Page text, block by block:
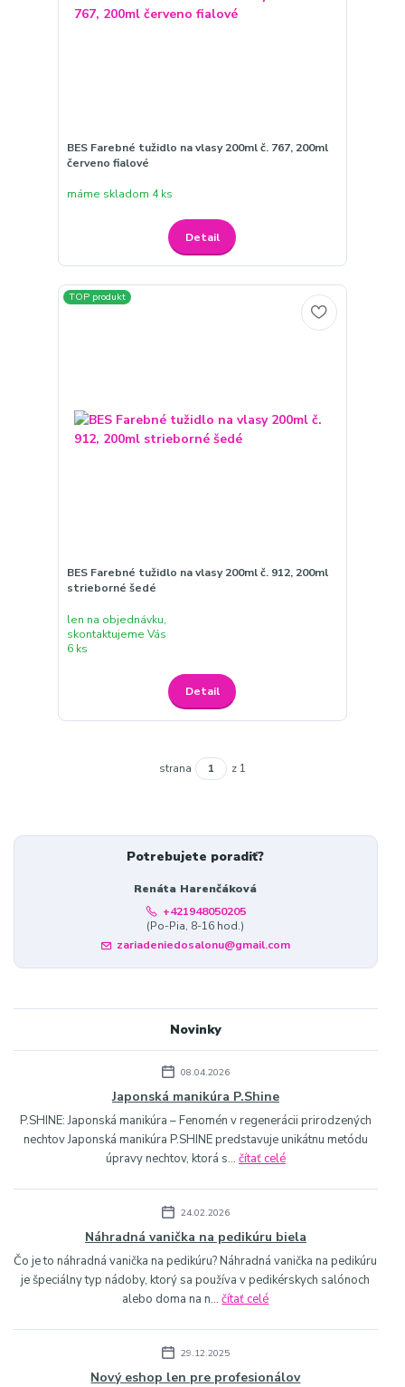
BES Farebné tužidlo na vlasy 200ml č. 767, 200ml
červeno fialové
máme skladom 4 ks
Detail
TOP produkt
BES Farebné tužidlo na vlasy 200ml č. 912, 200ml
strieborné šedé
len na objednávku,
skontaktujeme Vás
6 ks
Detail
strana z 1
Potrebujete poradiť?
Renáta Harenčáková
+421948050205
(Po-Pia, 8-16 hod.)
zariadeniedosalonu@gmail.com
Novinky
08.04.2026
Japonská manikúra P.Shine
P.SHINE: Japonská manikúra – Fenomén v regenerácii prirodzených
nechtov Japonská manikúra P.SHINE predstavuje unikátnu metódu
úpravy nechtov, ktorá s... čítať celé
24.02.2026
Náhradná vanička na pedikúru biela
Čo je to náhradná vanička na pedikúru? Náhradná vanička na pedikúru
je špeciálny typ nádoby, ktorý sa používa v pedikérskych salónoch
alebo doma na n...čítať celé
29.12.2025
Nový eshop len pre profesionálov